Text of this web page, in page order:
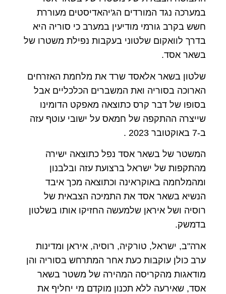
במערכה נגד המורדים הג'יהאדיסטים מעוררת
חשש בקרב גורמי מודיעין במערב כי סוריה היא
בדרך לוואקום שלטוני בעקבות נפילת משטרו של
בשאר אסד.
שלטון בשאר אלאסד שרד את מלחמת האזרחים
הארוכה בסוריה ואת המשברים הכלכליים אבל
בסופו של דבר קרס כתוצאה מאפקט הדומינו
שייצרה ההתקפה של חמאס על ישובי עוטף עזה
ב-7 באוקטובר 2023 .
המשטר של בשאר אסד נפל כתוצאה ישירה
מהתקפות של ישראל ברצועת עזה ובלבנון
ומהמלחמה באוקראינה וכתוצאה מכך איבד
הנשיא בשאר אסד את התמיכה הצבאית של
רוסיה ושל איראן שלמעשה החזיקו אותו בשלטון
בדמשק.
ארה"ב, ישראל, טורקיה, רוסיה, איראן ומדינות
ערב כולן עוקבות כעת אחר המתרחש בסוריה והן
מודאגות מהקריסה המהירה של משטר בשאר
אסד, שאירעה ללא תכנון מוקדם מי יחליף את